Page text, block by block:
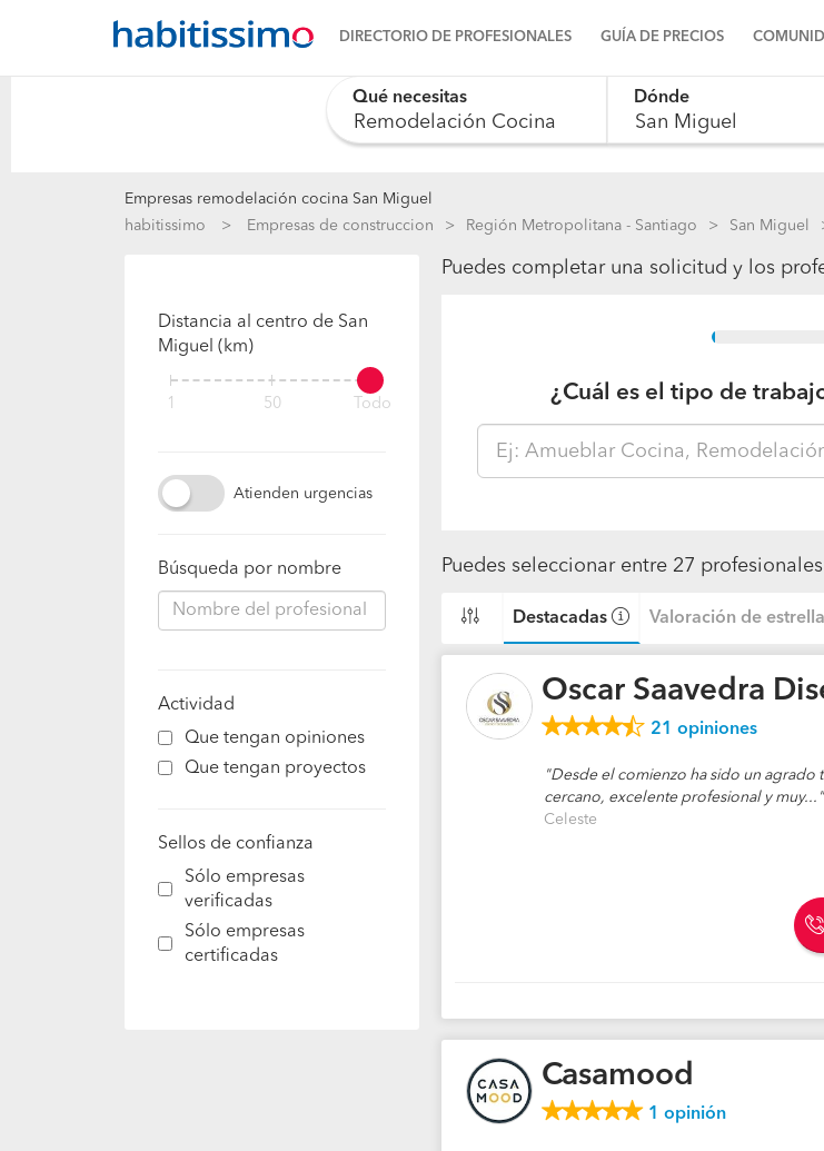
DIRECTORIO DE PROFESIONALES GUÍA DE PRECIOS
Qué necesitas Dónde
Empresas remodelación cocina San Miguel
habitissimo
Empresas de construccion Región Metropolitana - Santiago San Miguel
Distancia al centro de San
Miguel (km)
1 50 Todo
Atienden urgencias
Búsqueda por nombre
Actividad
Que tengan opiniones
Que tengan proyectos
Sellos de confianza
Sólo empresas
verificadas
Sólo empresas
certificadas
Puedes completar una solicitud y los
15%
¿Cuál es el tipo de
Puedes seleccionar entre 27
Destacadas Valoración de
Oscar Saavedra
21 opiniones
Desde el comienzo ha sido un agrado
cercano, excelente profesional y muy...
Celeste
Casamood
1 opinión